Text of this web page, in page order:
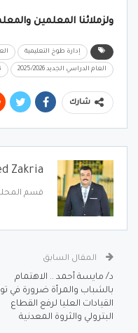
ولزملائنا المعلمين
إدارة طوخ التعليمية
العام الدراسي الجديد 2025/2026
شارك
Zakria
قسم
المقال السابق
د/ مايسة أحمد .. الاهتمام
بالشباب والمرأة ضرورة في
القيادات العليا لرفع القطاع
البترولي والثروة المعدنية